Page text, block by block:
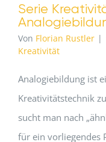
Serie
Von Florian Rustler |
Kreativität
Analogiebildung ist
Kreativitätstechnik
sucht man nach
für ein vorliegendes